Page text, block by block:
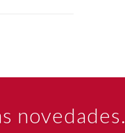
novedades.